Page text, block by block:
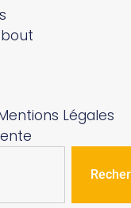
Légales